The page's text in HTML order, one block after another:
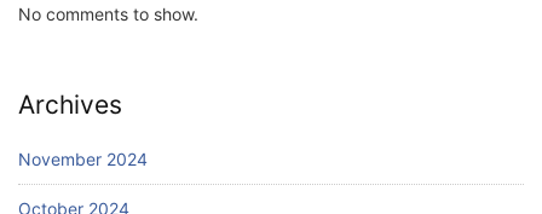
No comments to show.
Archives
November 2024
October 2024